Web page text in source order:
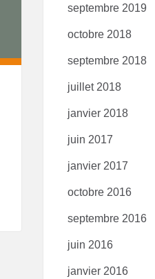
septembre 2019
octobre 2018
septembre 2018
juillet 2018
janvier 2018
juin 2017
janvier 2017
octobre 2016
septembre 2016
juin 2016
janvier 2016